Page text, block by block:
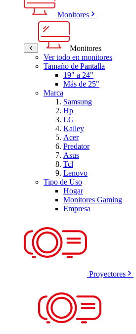
Monitores
Monitores
Ver todo en monitores
Tamaño de Pantalla
19" a 24"
Más de 25"
Marca
Samsung
Hp
LG
Kalley
Acer
Predator
Asus
Tcl
Lenovo
Tipo de Uso
Hogar
Monitores Gaming
Empresa
Proyectores